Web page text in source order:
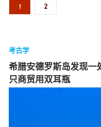
1 2
考古学
希腊安德罗斯岛发现
只商贸用双耳瓶